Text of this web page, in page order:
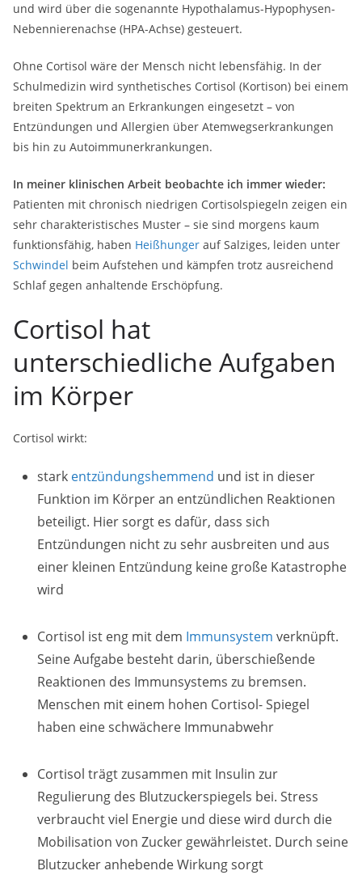
und wird über die sogenannte Hypothalamus-Hypophysen-
Nebennierenachse (HPA-Achse) gesteuert.
Ohne Cortisol wäre der Mensch nicht lebensfähig. In der
Schulmedizin wird synthetisches Cortisol (Kortison) bei einem
breiten Spektrum an Erkrankungen eingesetzt – von
Entzündungen und Allergien über Atemwegserkrankungen
bis hin zu Autoimmunerkrankungen.
In meiner klinischen Arbeit beobachte ich immer wieder:
Patienten mit chronisch niedrigen Cortisolspiegeln zeigen ein
sehr charakteristisches Muster – sie sind morgens kaum
funktionsfähig, haben Heißhunger auf Salziges, leiden unter
Schwindel beim Aufstehen und kämpfen trotz ausreichend
Schlaf gegen anhaltende Erschöpfung.
Cortisol hat
unterschiedliche Aufgaben
im Körper
Cortisol wirkt:
stark entzündungshemmend und ist in dieser
Funktion im Körper an entzündlichen Reaktionen
beteiligt. Hier sorgt es dafür, dass sich
Entzündungen nicht zu sehr ausbreiten und aus
einer kleinen Entzündung keine große Katastrophe
wird
Cortisol ist eng mit dem Immunsystem verknüpft.
Seine Aufgabe besteht darin, überschießende
Reaktionen des Immunsystems zu bremsen.
Menschen mit einem hohen Cortisol- Spiegel
haben eine schwächere Immunabwehr
Cortisol trägt zusammen mit Insulin zur
Regulierung des Blutzuckerspiegels bei. Stress
verbraucht viel Energie und diese wird durch die
Mobilisation von Zucker gewährleistet. Durch seine
Blutzucker anhebende Wirkung sorgt